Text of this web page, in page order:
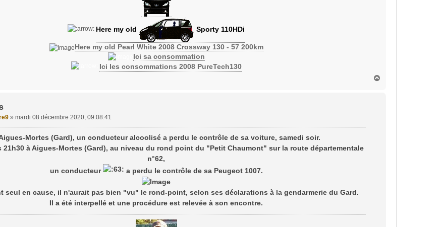
Here my old Sporty 110HDi
Here my old Pearl White 2008 Crossway 130 - 57 200km
Ici sa consommation
Ici les consommations 2008 PureTech130
» mardi 08 décembre 2020, 09:08:41
Mortes (Gard), un conducteur alcoolisé a perdu le contrôle de sa voiture, samedi soir.
21h30 à Aigues-Mortes (Gard), au niveau du rond point du "Petit Chaumont" sur la route départementale
n°62,
un conducteur
a perdu le contrôle de sa Peugeot 1007.
seul en cause, il n'aurait pas bien "vu" le rond-point, selon ses déclarations à la gendarmerie du Gard.
Il a été interpellé et une procédure est relevée à son encontre.